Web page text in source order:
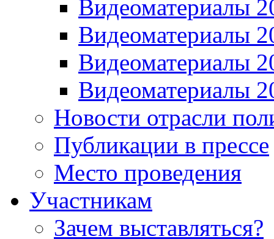
Видеоматериалы
Видеоматериалы
Видеоматериалы
Видеоматериалы
Новости отрасли
Публикации в прессе
Место проведения
Участникам
Зачем выставляться?